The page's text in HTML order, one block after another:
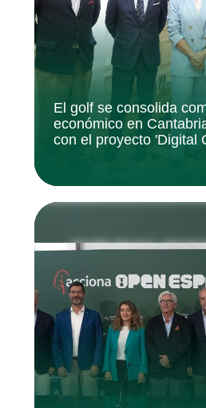
El golf se consolida
económico en
con el proyecto 'Digital